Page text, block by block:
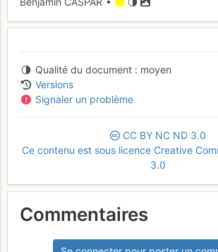
Qualité du document
moyen
Versions
Signaler un problème
CC BY NC ND 3.0
Ce contenu est sous licence Creative
3.0
Commentaires